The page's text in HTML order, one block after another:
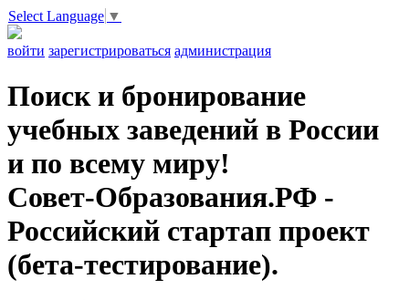
Select Language ▼
войти зарегистрироваться администрация
Поиск и бронирование
учебных заведений в России
и по всему миру!
Совет-Образования.РФ -
Российский стартап проект
(бета-тестирование).